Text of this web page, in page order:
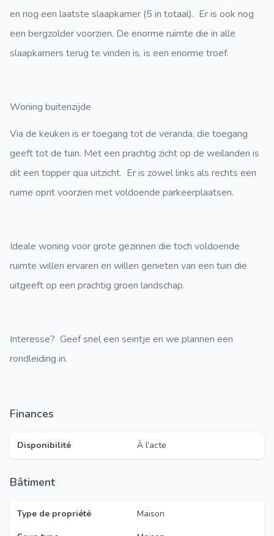
en nog een laatste slaapkamer (5 in totaal). Er is ook nog
een bergzolder voorzien. De enorme ruimte die in alle
slaapkamers terug te vinden is, is een enorme troef.
Woning buitenzijde
Via de keuken is er toegang tot de veranda, die toegang
geeft tot de tuin. Met een prachtig zicht op de weilanden is
dit een topper qua uitzicht. Er is zowel links als rechts een
ruime oprit voorzien met voldoende parkeerplaatsen.
Ideale woning voor grote gezinnen die toch voldoende
ruimte willen ervaren en willen genieten van een tuin die
uitgeeft op een prachtig groen landschap.
Interesse? Geef snel een seintje en we plannen een
rondleiding in.
Finances
Disponibilité À l’acte
Bâtiment
Type de propriété
Maison